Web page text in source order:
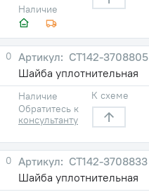
Наличие
0
СТ142-3708805
Шайба уплотнительная
Наличие
Обратитесь к
консультанту
К схеме
0
СТ142-3708833
Шайба уплотнительная